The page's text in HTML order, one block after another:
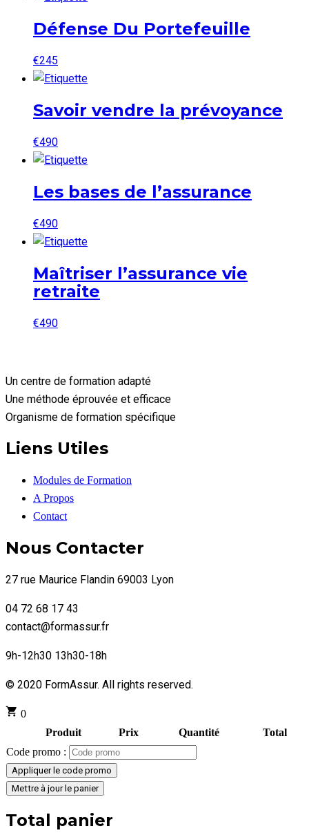
Défense Du Portefeuille
€245
Savoir vendre la prévoyance
€490
Les bases de l’assurance
€490
Maîtriser l’assurance vie
retraite
€490
Un centre de formation adapté
Une méthode éprouvée et efficace
Organisme de formation spécifique
Liens Utiles
Modules de Formation
A Propos
Contact
Nous Contacter
27 rue Maurice Flandin 69003 Lyon
04 72 68 17 43
contact@formassur.fr
9h-12h30 13h30-18h
© 2020 FormAssur. All rights reserved.
0
Produit
Prix Quantité
Total
Code promo :
Appliquer le code promo
Mettre à jour le panier
Total panier